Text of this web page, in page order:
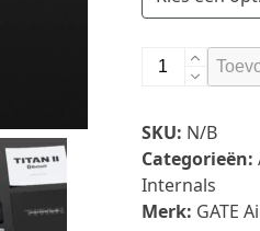
TITAN
Expert
for
V2
GB
SKU: N/B
Categorieën:
Internals
Merk: GATE